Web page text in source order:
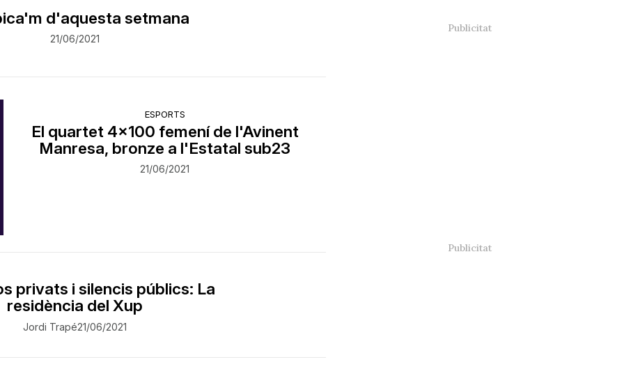
d'aquesta setmana
21/06/2021
ESPORTS
El quartet 4x100 femení de l'Avinent
Manresa, bronze a l'Estatal sub23
21/06/2021
privats i silencis públics: La
residència del Xup
Jordi Trapé21/06/2021